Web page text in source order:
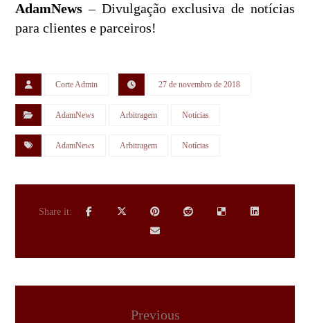
AdamNews – Divulgação exclusiva de notícias
para clientes e parceiros!
Corte Admin 27 de novembro de 2018
AdamNews Arbitragem Notícias
AdamNews Arbitragem Notícias
Previous